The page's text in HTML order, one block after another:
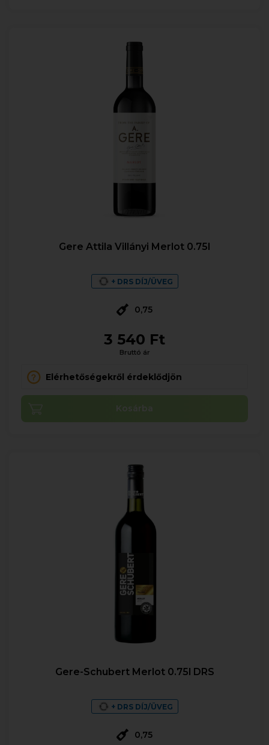
Gere Attila Villányi Merlot 0.75l
+ DRS DÍJ/ÜVEG
0,75
3 540 Ft
Bruttó ár
Elérhetőségekről érdeklődjön
Kosárba
Gere-Schubert Merlot 0.75l DRS
+ DRS DÍJ/ÜVEG
0,75